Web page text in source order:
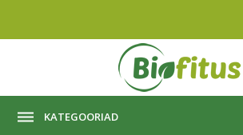
KATEGOORIAD